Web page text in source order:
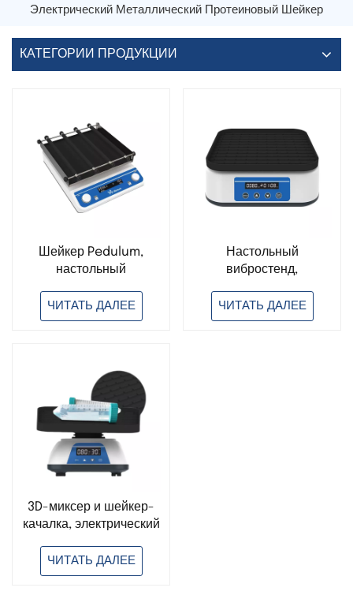
Электрический Металлический Протеиновый Шейкер
КАТЕГОРИИ ПРОДУКЦИИ
Шейкер Pedulum,
настольный
3D-шейкер,
лабораторное
ЧИТАТЬ ДАЛЕЕ
Настольный
вибростенд,
вибростенд,
горизонтальный
ЧИТАТЬ ДАЛЕЕ
3D-миксер и шейкер-
качалка, электрический
для белков,
настольный
ЧИТАТЬ ДАЛЕЕ